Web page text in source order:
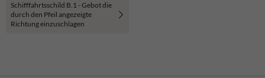
Schifffahrtsschild B.1 - Gebot die
durch den Pfeil angezeigte
Richtung einzuschlagen